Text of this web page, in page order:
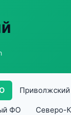
ФО Северо-